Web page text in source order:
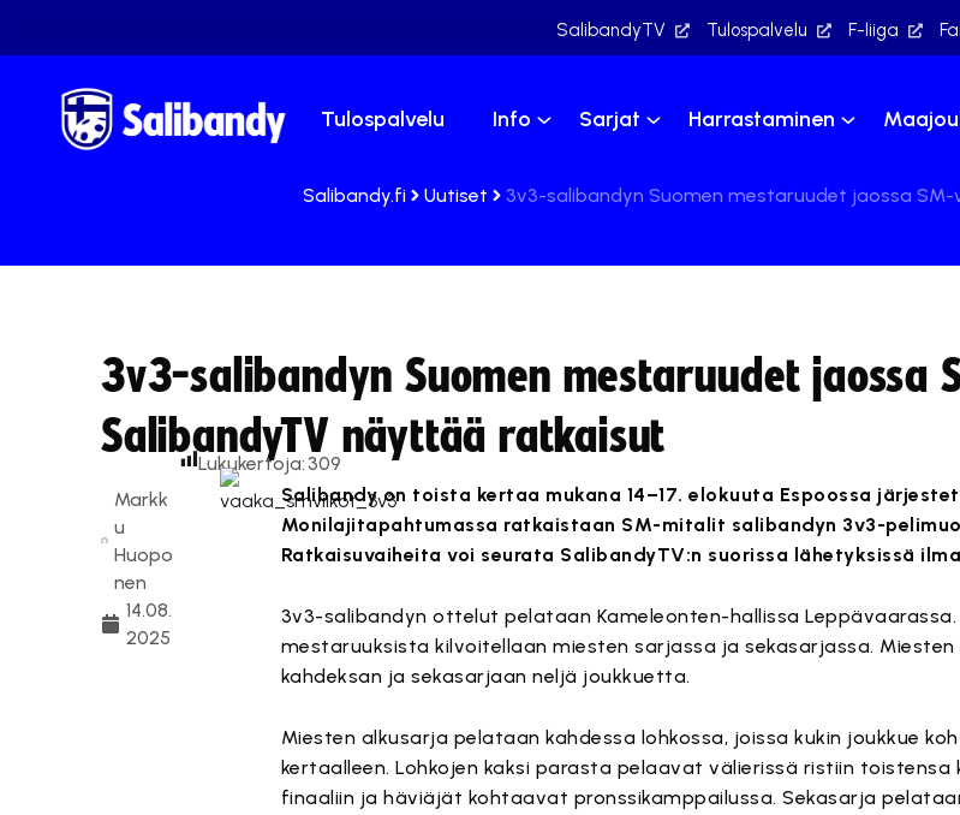
SalibandyTV Tulospalvelu F-liiga
Tulospalvelu Info Sarjat Harrastaminen
Salibandy.fi Uutiset 3v3-salibandyn Suomen mestaruudet jaossa
3v3-salibandyn Suomen mestaruudet jaossa
SalibandyTV näyttää ratkaisut
Markk
u
Huopo
nen
14.08.
2025
Lukukertoja: 309
Salibandy on toista kertaa mukana 14–17. elokuuta Espoossa
Monilajitapahtumassa ratkaistaan SM-mitalit salibandyn 3v3-
Ratkaisuvaiheita voi seurata SalibandyTV:n suorissa lähetyksissä
3v3-salibandyn ottelut pelataan Kameleonten-hallissa Leppävaarassa.
mestaruuksista kilvoitellaan miesten sarjassa ja sekasarjassa.
kahdeksan ja sekasarjaan neljä joukkuetta.
Miesten alkusarja pelataan kahdessa lohkossa, joissa kukin joukkue
kertaalleen. Lohkojen kaksi parasta pelaavat välierissä ristiin
finaaliin ja häviäjät kohtaavat pronssikamppailussa. Sekasarja